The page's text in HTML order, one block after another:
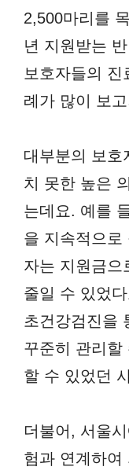
2,500마리를
년 지원받는
보호자들의
례가 많이 보
대부분의 보호
치 못한 높은
는데요. 예를
을 지속적으로
자는 지원금으
줄일 수 있었
초건강검진을
꾸준히 관리할
할 수 있었던
더불어, 서울
험과 연계하여